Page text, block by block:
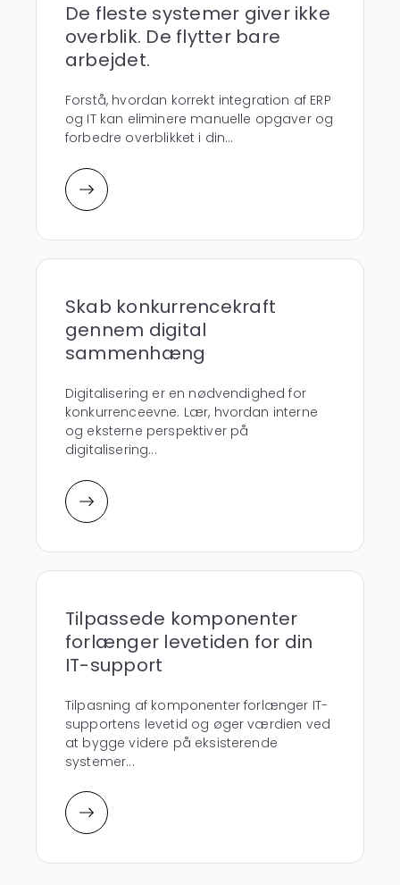
De fleste systemer giver ikke
overblik. De flytter bare
arbejdet.
Forstå, hvordan korrekt integration af ERP
og IT kan eliminere manuelle opgaver og
forbedre overblikket i din...
Skab konkurrencekraft
gennem digital
sammenhæng
Digitalisering er en nødvendighed for
konkurrenceevne. Lær, hvordan interne
og eksterne perspektiver på
digitalisering...
Tilpassede komponenter
forlænger levetiden for din
IT-support
Tilpasning af komponenter forlænger IT-
supportens levetid og øger værdien ved
at bygge videre på eksisterende
systemer...